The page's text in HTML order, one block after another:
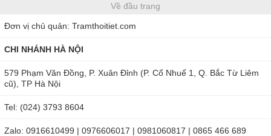
Về đầu trang
Đơn vị chủ quản: Tramthoitiet.com
CHI NHÁNH HÀ NỘI
579 Phạm Văn Đồng, P. Xuân Đỉnh (P. Cổ Nhuế 1, Q. Bắc Từ Liêm
cũ), TP Hà Nội
Tel: (024) 3793 8604
Zalo: 0916610499 | 0976606017 | 0981060817 | 0865 466 689